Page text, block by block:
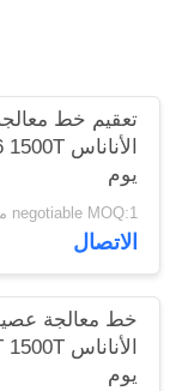
حالات
اطلب
اقتباس
خريطة
الموقع
تعقيم خط
يوم
negotiable MOQ:1 مجموعة
الاتصال
خط معالجة
يوم